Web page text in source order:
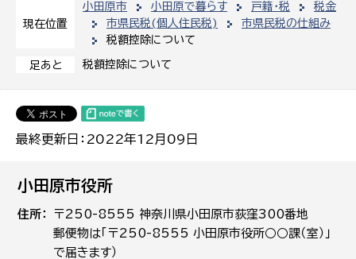
現在位置
小田原市 小田原で暮らす 戸籍・税
税金
市県民税(個人住民税)
市県民税の仕組み
税額控除について
足あと 税額控除について
最終更新日：2022年12月09日
小田原市役所
住所
〒250-8555 神奈川県小田原市荻窪300番地
郵便物は「〒250-8555 小田原市役所○○課（室）」
で届きます）